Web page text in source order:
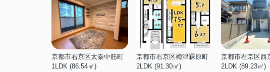
京都市右京区太秦中筋町
1LDK (86.54㎡)
京都市右京区梅津罧原町
2LDK (91.30㎡)
2LDK (89.23㎡)